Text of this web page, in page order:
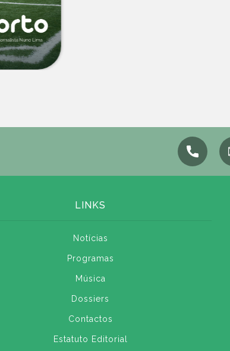
LINKS
Notícias
Programas
Música
Dossiers
Contactos
Estatuto Editorial